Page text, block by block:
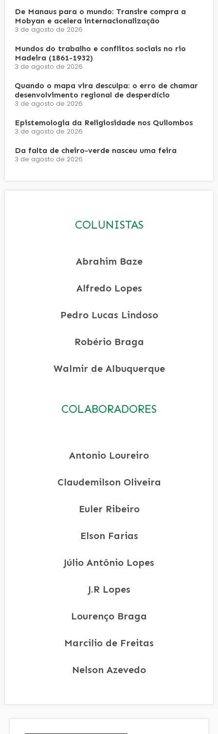
De Manaus para o mundo: Transire compra a
Mobyan e acelera internacionalização
3 de agosto de 2026
Mundos do trabalho e conflitos sociais no rio
Madeira (1861-1932)
3 de agosto de 2026
Quando o mapa vira desculpa: o erro de chamar
desenvolvimento regional de desperdício
3 de agosto de 2026
Epistemologia da Religiosidade nos Quilombos
3 de agosto de 2026
Da falta de cheiro-verde nasceu uma feira
3 de agosto de 2026
COLUNISTAS
Abrahim Baze
Alfredo Lopes
Pedro Lucas Lindoso
Robério Braga
Walmir de Albuquerque
COLABORADORES
Antonio Loureiro
Claudemilson Oliveira
Euler Ribeiro
Elson Farias
Júlio Antônio Lopes
J.R Lopes
Lourenço Braga
Marcilio de Freitas
Nelson Azevedo